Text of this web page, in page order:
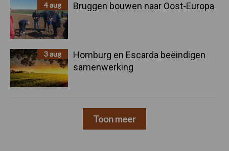
4 aug Bruggen bouwen naar Oost-Europa
3 aug
Homburg en Escarda beëindigen
samenwerking
Toon meer